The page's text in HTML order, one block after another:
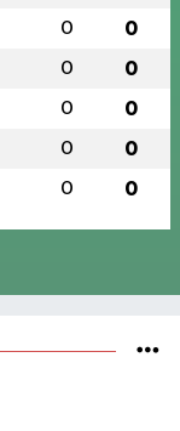
0 0
0 0
0 0
0 0
0 0